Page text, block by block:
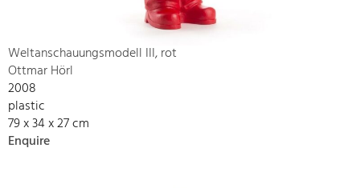
Weltanschauungsmodell III, rot
Ottmar Hörl
2008
plastic
79 x 34 x 27 cm
Enquire